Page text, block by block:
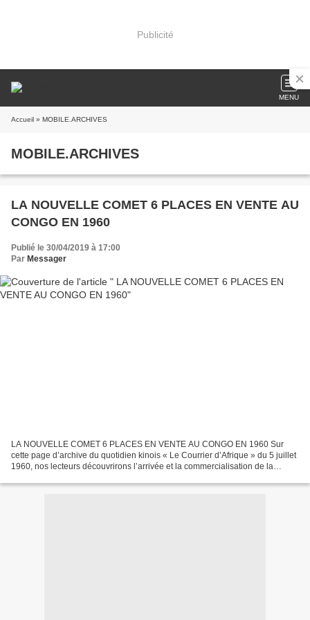
Publicité
MENU
Accueil » MOBILE.ARCHIVES
MOBILE.ARCHIVES
LA NOUVELLE COMET 6 PLACES EN VENTE AU
CONGO EN 1960
Publié le 30/04/2019 à 17:00
Par Messager
LA NOUVELLE COMET 6 PLACES EN VENTE AU CONGO EN 1960 Sur
cette page d’archive du quotidien kinois « Le Courrier d’Afrique » du 5 juillet
1960, nos lecteurs découvrirons l’arrivée et la commercialisation de la